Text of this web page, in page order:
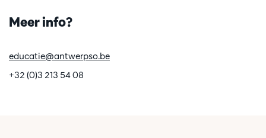
Meer info?
educatie@antwerpso.be
+32 (0)3 213 54 08